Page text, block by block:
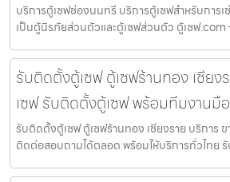
บริการตู้เซฟช่องนนทรี บริการตู้เซฟสำหรับการเ
เป็นตู้นิรภัยส่วนตัวและตู้เซฟส่วนตัว ตู้เซฟ
รับติดตั้งตู้เซฟ ตู้เซฟร้านทอง เชียง
เซฟ รับติดตั้งตู้เซฟ พร้อมทีมงานมื
รับติดตั้งตู้เซฟ ตู้เซฟร้านทอง เชียงราย บริการ
ติดต่อสอบถามได้ตลอด พร้อมให้บริการทั่วไทย